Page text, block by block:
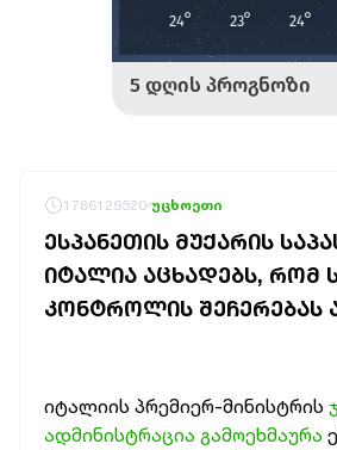
1786129520 უცხოეთი
ᲔᲡᲞᲐᲜᲔᲗᲘᲡ ᲛᲣᲥᲐᲠᲘᲡ
ᲘᲢᲐᲚᲘᲐ ᲐᲪᲮᲐᲓᲔᲑᲡ, ᲠᲝᲛ
ᲙᲝᲜᲢᲠᲝᲚᲘᲡ ᲨᲔᲩᲔᲠᲔᲑᲐᲡ
იტალიის პრემიერ-მინისტრის
ადმინისტრაცია გამოეხმაურა